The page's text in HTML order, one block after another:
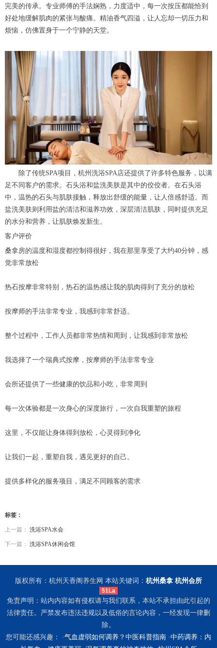
完美的传承。专业师傅的手法娴熟，力度适中，每一次按压都能恰到
好处地缓解肌肉的紧张与酸痛。精油香气四溢，让人忘却一切压力和
烦恼，仿佛置身于一个宁静的天堂。
除了传统SPA项目，杭州洗浴SPA店还提供了许多特色服务，以满
足不同客户的需求。石头浴和盐洗美肤是其中的佼佼者。在石头浴
中，温热的石头与肌肤接触，释放出舒缓的能量，让人倍感舒适。而
盐洗美肤则利用盐的清洁和滋养功效，深层清洁肌肤，同时提供充足
的水分和营养，让肌肤焕发新生。
客户评价
桑拿房的温度和湿度都控制得很好，我在那里享受了大约40分钟，感
觉非常放松
热石按摩非常特别，热石的温热感让我的肌肉得到了充分的放松
按摩师的手法非常专业，我感到非常舒适。
整个过程中，工作人员都非常热情和周到，让我感到非常放松
我选择了一个瑞典式按摩，按摩师的手法非常专业
会所还提供了一些健康的饮品和小吃，非常周到
每一次体验都是一次身心的深度旅行，一次自我重塑的旅程
这里，不仅能让身体得到放松，心灵得到净化
让我们一起，重塑自我，遇见更好的自己。
提供多样化的服务项目，满足不同顾客的需求
标签：
上一篇： 洗浴SPA水会
下一篇： 洗浴SPA休闲会馆
版权所有：杭州天香阁养生网 本站关键词： 杭州桑拿 杭州会所
51La
免责声明：站内内容如有侵权请与我们联系，本站不承担由此引起的
法律责任。严禁发布违法违规以及低俗的言论内容，一经发现一律删
除。
您可能还感兴趣： ·气血虚弱如何调养？中医科普指南 ·中药调养：内